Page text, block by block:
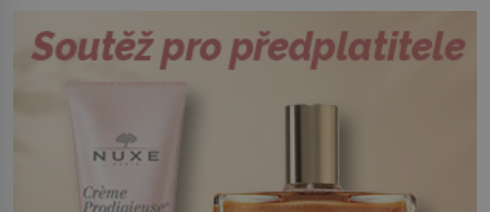
tiára,“ zhodnotil klenot britský politik Sir
Henry Channon (1897–1958), když si […]
jednat. Na další případné řádění barbarů
z východu se chce pečlivě připravit!
Český král Václav I. (1205–1253) přijme